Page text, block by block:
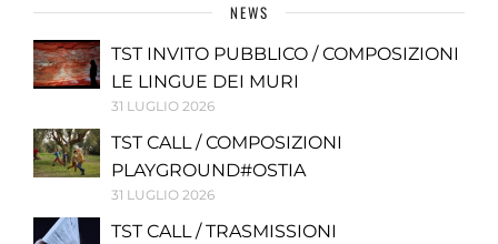
NEWS
TST INVITO PUBBLICO / COMPOSIZIONI
LE LINGUE DEI MURI
31 LUGLIO 2026
TST CALL / COMPOSIZIONI
PLAYGROUND#OSTIA
31 LUGLIO 2026
TST CALL / TRASMISSIONI